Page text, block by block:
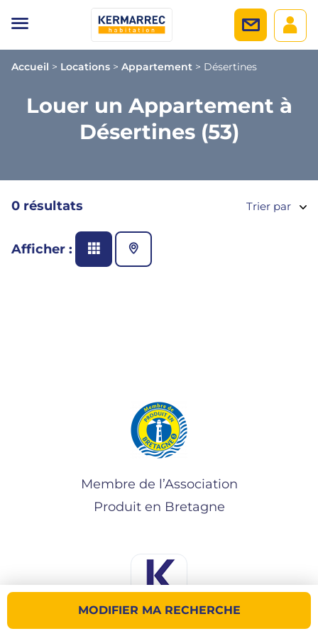
Accueil > Locations > Appartement > Désertines
Louer un Appartement à
Désertines (53)
MODIFIER MA RECHERCHE
0 résultats Trier par
Afficher :
Membre de l’Association
Produit en Bretagne